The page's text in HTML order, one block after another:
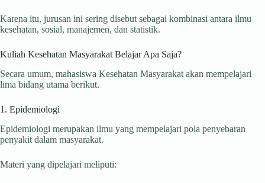
Karena itu, jurusan ini sering disebut sebagai kombinasi antara ilmu
kesehatan, sosial, manajemen, dan statistik.
Kuliah Kesehatan Masyarakat Belajar Apa Saja?
Secara umum, mahasiswa Kesehatan Masyarakat akan mempelajari
lima bidang utama berikut.
1. Epidemiologi
Epidemiologi merupakan ilmu yang mempelajari pola penyebaran
penyakit dalam masyarakat.
Materi yang dipelajari meliputi: